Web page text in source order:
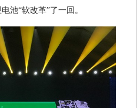
池“软改革”了一回。